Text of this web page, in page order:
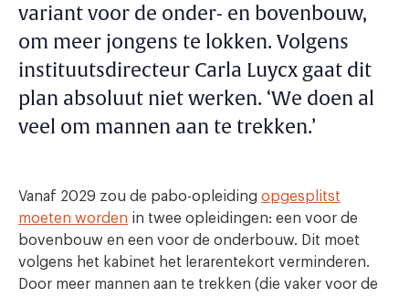
variant voor de onder- en bovenbouw,
om meer jongens te lokken. Volgens
instituutsdirecteur Carla Luycx gaat dit
plan absoluut niet werken. ‘We doen al
veel om mannen aan te trekken.’
Vanaf 2029 zou de pabo-opleiding opgesplitst
moeten worden in twee opleidingen: een voor de
bovenbouw en een voor de onderbouw. Dit moet
volgens het kabinet het lerarentekort verminderen.
Door meer mannen aan te trekken (die vaker voor de